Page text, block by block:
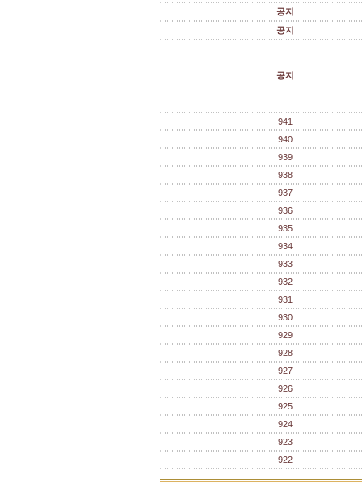
공지
공지
공지
941
940
939
938
937
936
935
934
933
932
931
930
929
928
927
926
925
924
923
922